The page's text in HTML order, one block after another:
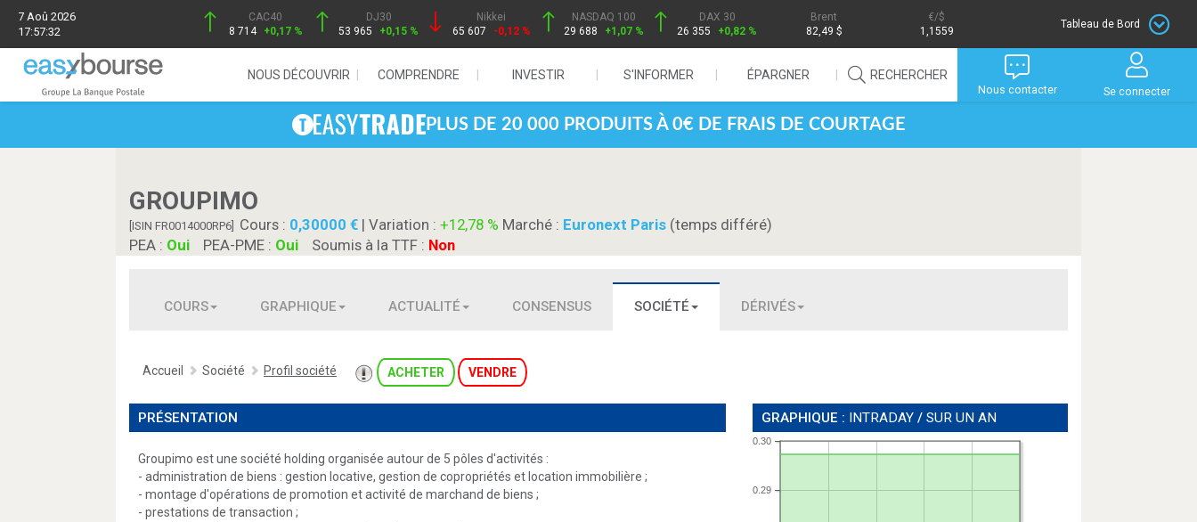
7 Aoû 2026
17:57:32
CAC40
8 714 +0,17 %
DJ30
53 965
+0,15 %
Nikkei
65 607
-0,12 %
NASDAQ 100
29 688
+1,07 %
DAX 30
26 355
+0,82 %
Brent
82,49 $
/$
1,1559
Tableau de Bord
NOUS DÉCOUVRIR COMPRENDRE INVESTIR S'INFORMER ÉPARGNER RECHERCHER
Nous contacter Se connecter
PLUS DE 20 000 PRODUITS À 0€ DE FRAIS DE COURTAGE
GROUPIMO
[ISIN FR0014000RP6] Cours : 0,30000 | Variation : +12,78 % Marché : Euronext Paris (temps différé)
PEA : Oui PEA-PME : Oui Soumis à la TTF : Non
COURS GRAPHIQUE ACTUALITÉ CONSENSUS SOCIÉTÉ DÉRIVÉS
Accueil Société Profil société ACHETER VENDRE
PRÉSENTATION
Groupimo est une société holding organisée autour de 5 pôles d'activités :
- administration de biens : gestion locative, gestion de copropriétés et location immobilière ;
- montage d'opérations de promotion et activité de marchand de biens ;
- prestations de transaction ;
GRAPHIQUE : INTRADAY /SUR UN AN
0.29
0.30